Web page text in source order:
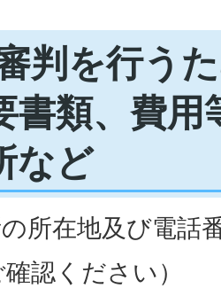
判を行う
書類、費用
など
の所在地及び電話
認ください）